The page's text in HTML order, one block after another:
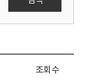
조회수